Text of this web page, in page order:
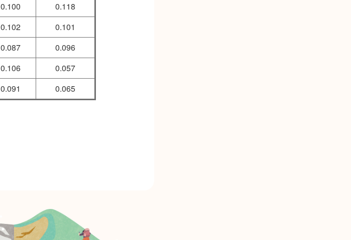
0.100
0.118
0.102
0.101
0.087
0.096
0.106
0.057
0.091 0.065